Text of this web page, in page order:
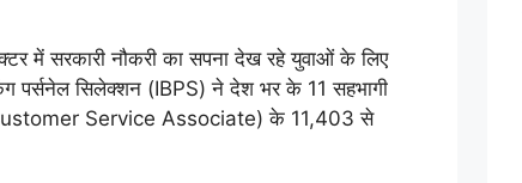
सरकारी नौकरी का सपना देख रहे युवाओं के लिए
सिलेक्शन (IBPS) ने देश भर के 11 सहभागी
Service Associate) के 11,403 से